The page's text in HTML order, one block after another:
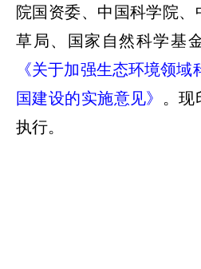
院国资委、中国科学院
草局、国家自然科学基
《关于加强生态环境领
国建设的实施意见》
。现
执行。